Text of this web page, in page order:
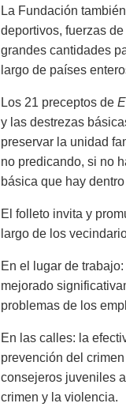
La Fundación
deportivos, fuerzas
grandes cantidades
largo de países
Los 21 preceptos de
y las destrezas
preservar la unidad
no predicando, si no
básica que hay
El folleto invita y
largo de los
En el lugar de
mejorado
problemas de los
En las calles: la
prevención del
consejeros juveniles
crimen y la violencia.